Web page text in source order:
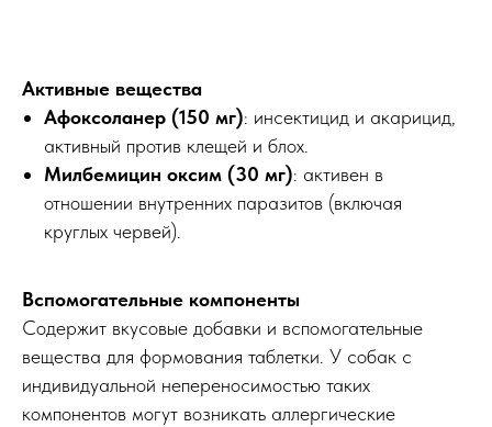
Активные вещества
Афоксоланер (150 мг): инсектицид и акарицид,
активный против клещей и блох.
Милбемицин оксим (30 мг): активен в
отношении внутренних паразитов (включая
круглых червей).
Вспомогательные компоненты
Содержит вкусовые добавки и вспомогательные
вещества для формования таблетки. У собак с
индивидуальной непереносимостью таких
компонентов могут возникать аллергические